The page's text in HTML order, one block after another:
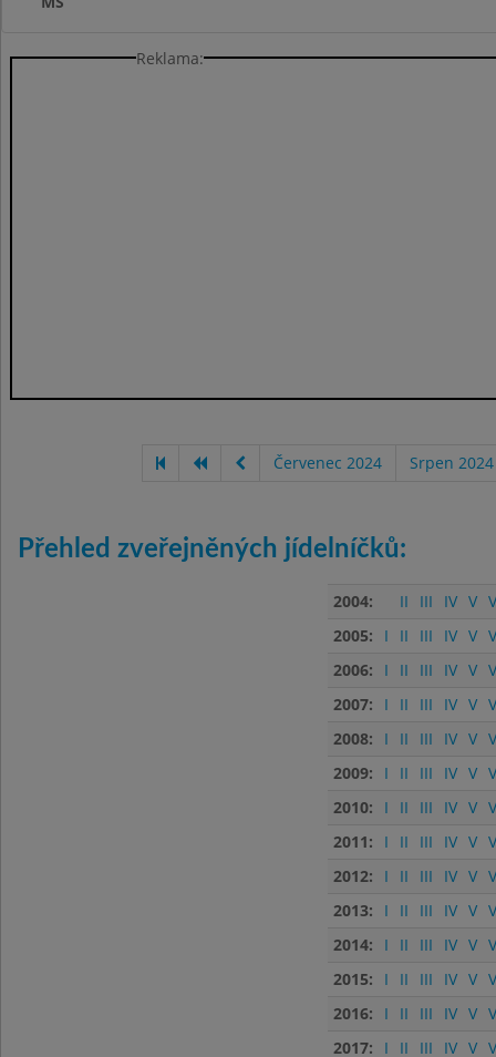
Reklama:
Červenec 2024 Srpen 2024
Přehled zveřejněných jídelníčků:
2004: II III IV V
2005:
I II III IV V
2006:
I II III IV V
2007:
I II III IV V
2008:
I II III IV V
2009:
I II III IV V
2010:
I II III IV V
2011:
I II III IV V
2012:
I II III IV V
2013:
I II III IV V
2014:
I II III IV V
2015:
I II III IV V
2016:
I II III IV V
2017:
I II III IV V